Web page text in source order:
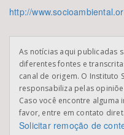
http://
As notícias aqui publicadas
diferentes fontes e
canal de origem. O Instituto
responsabiliza pelas
Caso você encontre alguma
favor, entre em contato
Solicitar remoção de